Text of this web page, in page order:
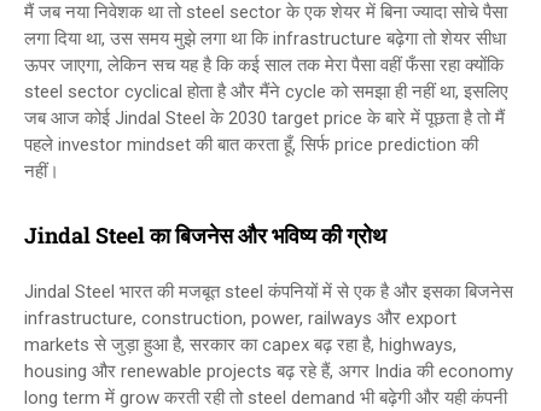
मैं जब नया निवेशक था तो steel sector के एक शेयर में बिना ज्यादा सोचे पैसा
लगा दिया था, उस समय मुझे लगा था कि infrastructure बढ़ेगा तो शेयर सीधा
ऊपर जाएगा, लेकिन सच यह है कि कई साल तक मेरा पैसा वहीं फँसा रहा क्योंकि
steel sector cyclical होता है और मैंने cycle को समझा ही नहीं था, इसलिए
जब आज कोई Jindal Steel के 2030 target price के बारे में पूछता है तो मैं
पहले investor mindset की बात करता हूँ, सिर्फ price prediction की
नहीं।
Jindal Steel का बिजनेस और भविष्य की ग्रोथ
Jindal Steel भारत की मजबूत steel कंपनियों में से एक है और इसका बिजनेस
infrastructure, construction, power, railways और export
markets से जुड़ा हुआ है, सरकार का capex बढ़ रहा है, highways,
housing और renewable projects बढ़ रहे हैं, अगर India की economy
long term में grow करती रही तो steel demand भी बढ़ेगी और यही कंपनी